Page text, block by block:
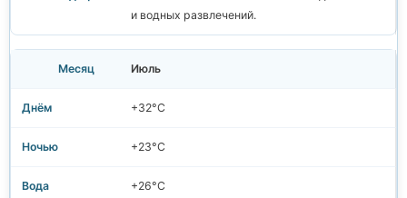
и водных развлечений.
Июль
+32°C
+23°C
+26°C